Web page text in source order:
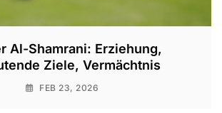
Al-Shamrani: Erziehung,
Ziele, Vermächtnis
FEB 23, 2026